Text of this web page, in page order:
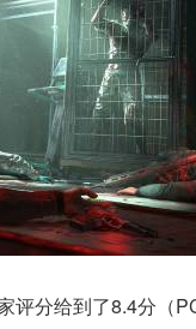
评分给到了8.4分（